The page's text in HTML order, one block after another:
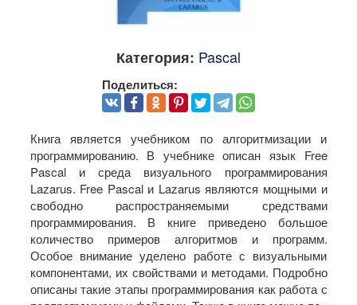
Категория: Pascal
Поделиться:
Книга является учебником по алгоритмизации и
программированию. В учебнике описан язык Free
Pascal и среда визуального программирования
Lazarus. Free Pascal и Lazarus являются мощными и
свободно распространяемыми средствами
программирования. В книге приведено большое
количество примеров алгоритмов и программ.
Особое внимание уделено работе с визуальными
компонентами, их свойствами и методами. Подробно
описаны такие этапы программирования как работа с